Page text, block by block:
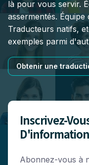
là pour vous servir.
assermentés.
Traducteurs natifs,
exemples parmi
Obtenir une
Inscrivez-
D'information
Abonnez-vous à